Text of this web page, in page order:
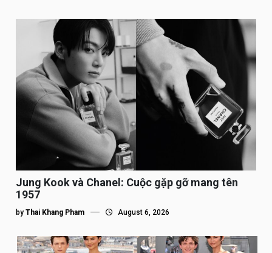
Jung Kook và Chanel: Cuộc gặp gỡ mang tên
1957
by Thai Khang Pham August 6, 2026